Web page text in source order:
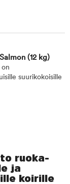
(12 kg)
suurikokoisille
ruoka-
ja
koirille